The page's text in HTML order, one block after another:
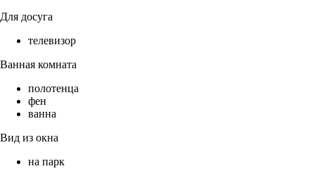
Для досуга
телевизор
Ванная комната
полотенца
фен
ванна
Вид из окна
на парк